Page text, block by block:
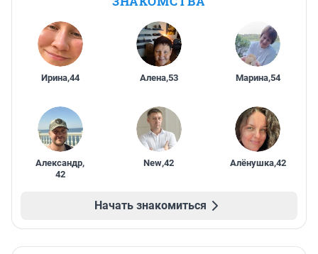
Ирина,44 Алена,53 Марина,54
Александр,
42
New,42 Алёнушка,42
Начать знакомиться